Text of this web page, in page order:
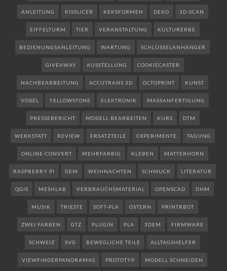
ANLEITUNG KISSLICER KEKSFORMEN DEKO 3D-SCAN
EIFFELTURM TIER VERANSTALTUNG KULTURERBE
BEDIENUNGSANLEITUNG WARTUNG SCHLÜSSELANHÄNGER
GIVEAWAY AUSSTELLUNG COOKIECASTER
NACHBEARBEITUNG ACCUTRANS 3D OCTOPRINT KUNST
VOXEL YELLOWSTONE ELEKTRONIK MASSANFERTIGUNG
PRESSEBERICHT MODELL BEARBEITEN KURS DTM
WERKSTATT REVIEW ERSATZTEILE EXPERIMENTE TAGUNG
ONLINE-CONVERT MEHRFARBIG KLEBEN MATTERHORN
RASPBERRY PI DEM WEIHNACHTEN SCHMUCK LITERATUR
QGIS MESHLAB VERBRAUCHSMATERIAL OPENSCAD DHM
MUSIK TRIESTE SOFT-PLA OSTERN PRINTRBOT
ZWEI FARBEN GTZ PLUGIN PLA 3DEM FIRMWARE
SCHWEIZ SVG BEWEGLICHE TEILE ALLTAGSHELFER
VIEWFINDERPANORAMAS PROTOTYP MODELL SCHNEIDEN